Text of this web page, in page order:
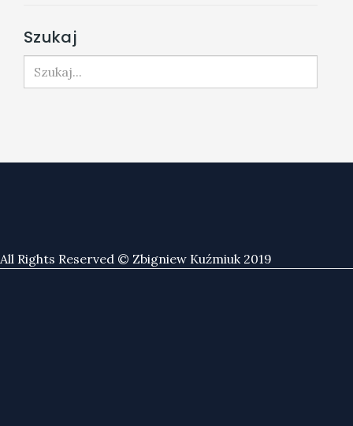
Szukaj
Szukaj...
All Rights Reserved © Zbigniew Kuźmiuk 2019